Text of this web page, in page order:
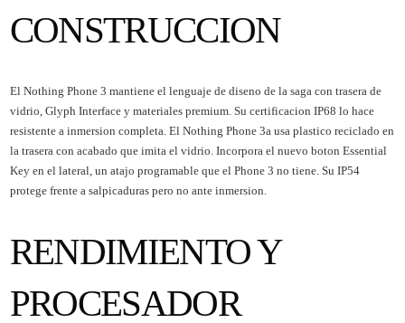
CONSTRUCCION
El Nothing Phone 3 mantiene el lenguaje de diseno de la saga con trasera de
vidrio, Glyph Interface y materiales premium. Su certificacion IP68 lo hace
resistente a inmersion completa. El Nothing Phone 3a usa plastico reciclado en
la trasera con acabado que imita el vidrio. Incorpora el nuevo boton Essential
Key en el lateral, un atajo programable que el Phone 3 no tiene. Su IP54
protege frente a salpicaduras pero no ante inmersion.
RENDIMIENTO Y
PROCESADOR